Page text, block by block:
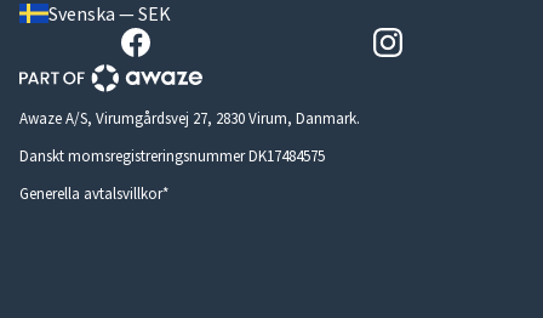
Svenska — SEK
Awaze A/S, Virumgårdsvej 27, 2830 Virum, Danmark.
Danskt momsregistreringsnummer DK17484575
Generella avtalsvillkor*